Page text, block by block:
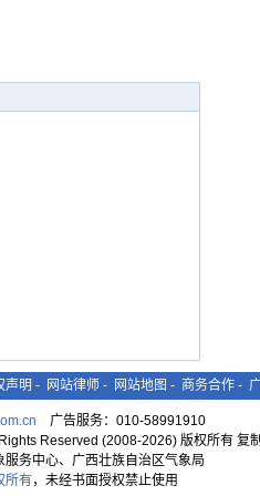
声明 - 网站律师 - 网站地图 - 商务合作 -
广告服务：010-58991910
Reserved (2008-2026) 版权所有 复
务中心、广西壮族自治区气象局
所有，未经书面授权禁止使用